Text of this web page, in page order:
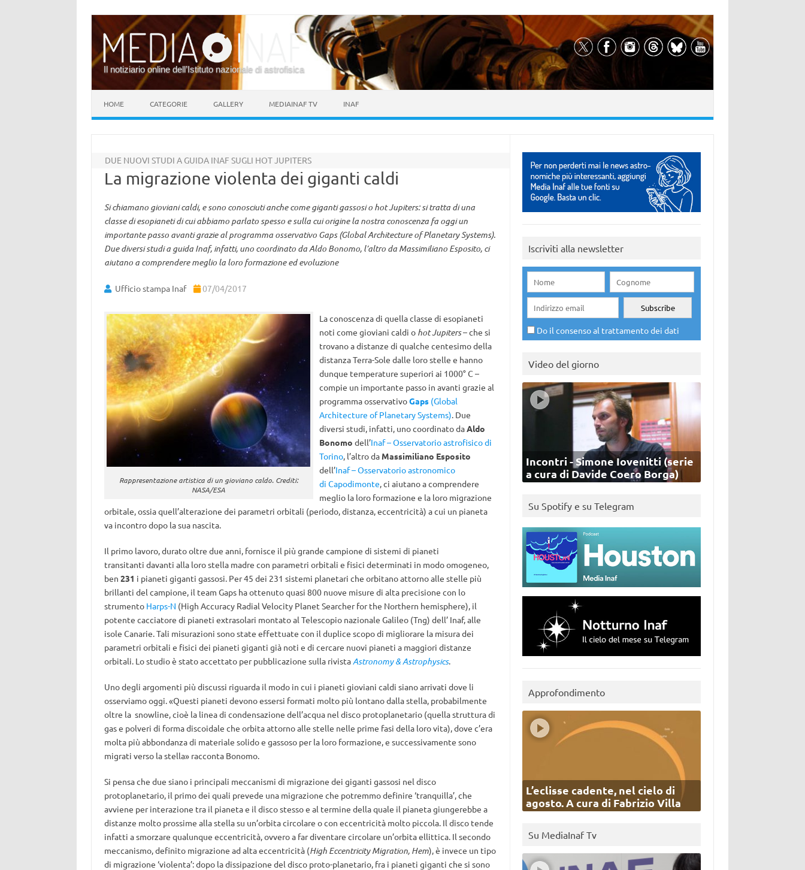
Il notiziario online dell’Istituto nazionale di astrofisica
HOME CATEGORIE GALLERY MEDIAINAF TV INAF
DUE NUOVI STUDI A GUIDA INAF SUGLI HOT JUPITERS
La migrazione violenta dei giganti caldi
Si chiamano gioviani caldi, e sono conosciuti anche come giganti gassosi o hot Jupiters: si tratta di una
classe di esopianeti di cui abbiamo parlato spesso e sulla cui origine la nostra conoscenza fa oggi un
importante passo avanti grazie al programma osservativo Gaps (Global Architecture of Planetary Systems).
Due diversi studi a guida Inaf, infatti, uno coordinato da Aldo Bonomo, l’altro da Massimiliano Esposito, ci
aiutano a comprendere meglio la loro formazione ed evoluzione
Ufficio stampa Inaf 07/04/2017
Rappresentazione artistica di un gioviano caldo. Crediti:
NASA/ESA
La conoscenza di quella classe di esopianeti
noti come gioviani caldi ohot Jupiters– che si
trovano a distanze di qualche centesimo della
distanza Terra-Sole dalle loro stelle e hanno
dunque temperature superiori ai 1000° C –
compie un importante passo in avanti grazie al
programma osservativoGaps(Global
Architecture of Planetary Systems). Due
diversi studi, infatti, uno coordinato daAldo
Bonomo dell’Inaf – Osservatorio astrofisico di
Torino, l’altro da Massimiliano Esposito
dell’Inaf – Osservatorio astronomico
di Capodimonte, ci aiutano a comprendere
meglio la loro formazione e la loro migrazione
orbitale, ossia quell’alterazione dei parametri orbitali (periodo, distanza, eccentricità) a cui un pianeta
va incontro dopo la sua nascita.
Il primo lavoro, durato oltre due anni, fornisce il più grande campione di sistemi di pianeti
transitanti davanti alla loro stella madre con parametri orbitali e fisici determinati in modo omogeneo,
ben 231 i pianeti giganti gassosi. Per 45 dei 231 sistemi planetari che orbitano attorno alle stelle più
brillanti del campione, il team Gaps ha ottenuto quasi 800 nuove misure di alta precisione con lo
strumento Harps-N (High Accuracy Radial Velocity Planet Searcher for the Northern hemisphere), il
potente cacciatore di pianeti extrasolari montato al Telescopio nazionale Galileo (Tng) dell’ Inaf, alle
isole Canarie. Tali misurazioni sono state effettuate con il duplice scopo di migliorare la misura dei
parametri orbitali e fisici dei pianeti giganti già noti e di cercare nuovi pianeti a maggiori distanze
orbitali. Lo studio è stato accettato per pubblicazione sulla rivistaAstronomy & Astrophysics.
Uno degli argomenti più discussi riguarda il modo in cui i pianeti gioviani caldi siano arrivati dove li
osserviamo oggi. «Questi pianeti devono essersi formati molto più lontano dalla stella, probabilmente
oltre la snowline, cioè la linea di condensazione dell’acqua nel disco protoplanetario (quella struttura di
gas e polveri di forma discoidale che orbita attorno alle stelle nelle prime fasi della loro vita), dove c’era
molta più abbondanza di materiale solido e gassoso per la loro formazione, e successivamente sono
migrati verso la stella» racconta Bonomo.
Si pensa che due siano i principali meccanismi di migrazione dei giganti gassosi nel disco
protoplanetario, il primo dei quali prevede una migrazione che potremmo definire ‘tranquilla’, che
avviene per interazione tra il pianeta e il disco stesso e al termine della quale il pianeta giungerebbe a
distanze molto prossime alla stella su un’orbita circolare o con eccentricità molto piccola. Il disco tende
infatti a smorzare qualunque eccentricità, ovvero a far diventare circolare un’orbita ellittica. Il secondo
meccanismo, definito migrazione ad alta eccentricità (High Eccentricity Migration, Hem), è invece un tipo
di migrazione ‘violenta’: dopo la dissipazione del disco proto-planetario, fra i pianeti giganti che si sono
Iscriviti alla newsletter
Do il consenso al trattamento dei dati
Video del giorno
Incontri - Simone Iovenitti (serie
a cura di Davide Coero Borga)
Su Spotify e su Telegram
Approfondimento
L’eclisse cadente, nel cielo di
agosto. A cura di Fabrizio Villa
Su MediaInaf Tv